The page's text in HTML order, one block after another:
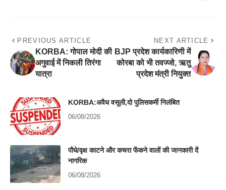
PREVIOUS ARTICLE
KORBA: गोपाल मोदी की
अगुवाई में निकली तिरंगा
यात्रा
NEXT ARTICLE
BJP प्रदेश कार्यकारिणी में
कोरबा को भी तवज्जो, ऋतु
प्रदेश मंत्री नियुक्त
KORBA:अवैध वसूली,दो पुलिसकर्मी निलंबित
06/08/2026
पौधे/वृक्ष काटने और कचरा फेंकने वालों की जानकारी दें
नागरिक
06/08/2026